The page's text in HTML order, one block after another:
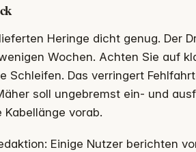
Heringe dicht genug. Der
Wochen. Achten Sie auf
Schleifen. Das verringert
soll ungebremst ein- und
Kabellänge vorab.
Einige Nutzer berichten